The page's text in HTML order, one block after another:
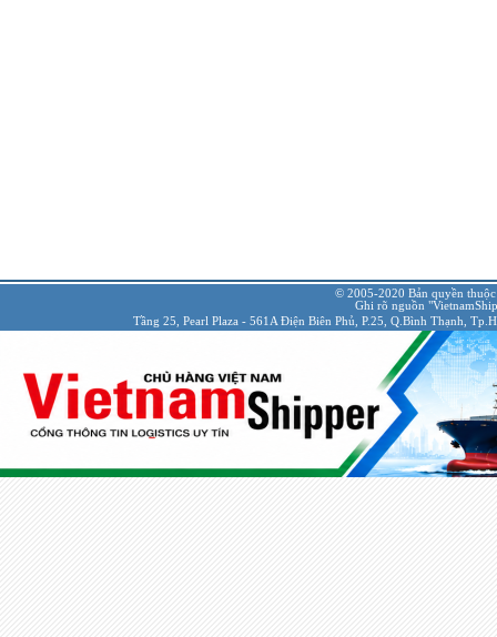
© 2005-2020 Bản quyền
Ghi rõ nguồn
Tầng 25, Pearl Plaza - 561A Điện Biên Phủ, P.25, Q.Bình Thạnh,